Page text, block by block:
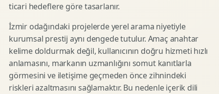
ticari hedeflere göre tasarlanır.
İzmir odağındaki projelerde yerel arama niyetiyle
kurumsal prestij aynı dengede tutulur. Amaç anahtar
kelime doldurmak değil, kullanıcının doğru hizmeti hızlı
anlamasını, markanın uzmanlığını somut kanıtlarla
görmesini ve iletişime geçmeden önce zihnindeki
riskleri azaltmasını sağlamaktır. Bu nedenle içerik dili